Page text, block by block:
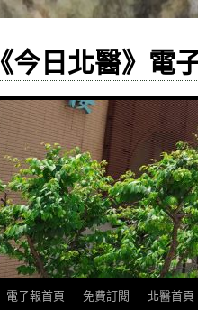
《今日北醫》電
跳電子報首頁 免費訂閱 北醫首頁